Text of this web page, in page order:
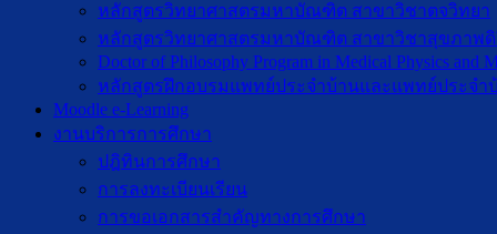
หลักสูตรวิทยาศาสตรมหาบัณฑิต สาขาวิชาตจวิทยา
หลักสูตรวิทยาศาสตรมหาบัณฑิต สาขาวิชาสุขภาพดิ
Doctor of Philosophy Program in Medical Physics and
หลักสูตรฝึกอบรมแพทย์ประจำบ้านและแพทย์ประจำ
Moodle e-Learning
งานบริการการศึกษา
ปฎิทินการศึกษา
การลงทะเบียนเรียน
การขอเอกสารสำคัญทางการศึกษา